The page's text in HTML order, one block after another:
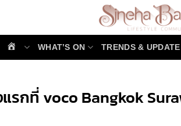
WHAT’S ON TRENDS & UPDATE
รกที่ voco Bangkok